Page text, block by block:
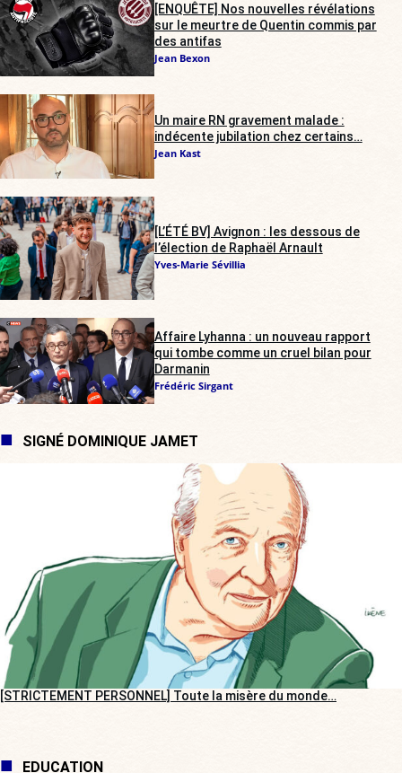
[ENQUÊTE] Nos nouvelles révélations
sur le meurtre de Quentin commis par
des antifas
Jean Bexon
Un maire RN gravement malade :
indécente jubilation chez certains…
Jean Kast
[L’ÉTÉ BV] Avignon : les dessous de
l’élection de Raphaël Arnault
Yves-Marie Sévillia
Affaire Lyhanna : un nouveau rapport
qui tombe comme un cruel bilan pour
Darmanin
Frédéric Sirgant
SIGNÉ DOMINIQUE JAMET
[STRICTEMENT PERSONNEL] Toute la misère du monde…
EDUCATION